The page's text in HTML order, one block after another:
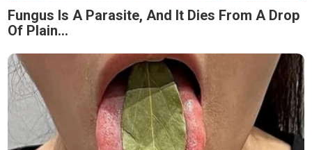
Fungus Is A Parasite, And It Dies From A Drop
Of Plain...